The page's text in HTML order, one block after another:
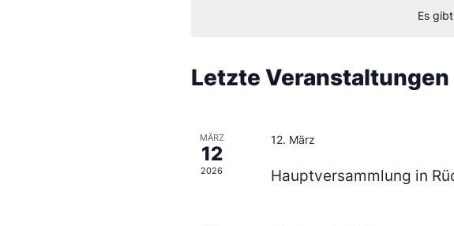
Es
Letzte Veranstaltungen
MÄRZ
12
2026
12. März
Hauptversammlung in